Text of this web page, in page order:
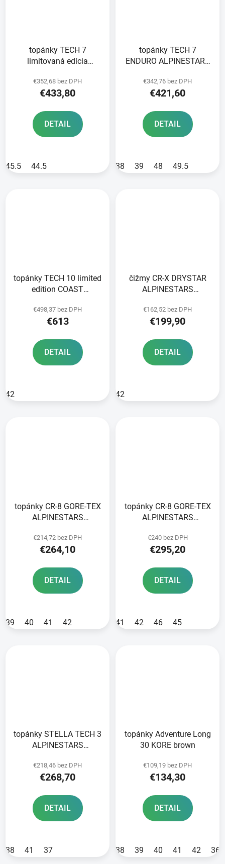
topánky TECH 7
limitovaná edícia
ALPINESTARS blue
2024
€352,68 bez DPH
€433,80
DETAIL
45.5 44.5
topánky TECH 7
ENDURO ALPINESTARS
€342,76 bez DPH
€421,60
DETAIL
38 39 48 49.5
topánky TECH 10 limited
edition COAST
white/dark
blue/pink/yellow
€498,37 bez DPH
€613
DETAIL
42
čižmy CR-X DRYSTAR
ALPINESTARS
€162,52 bez DPH
€199,90
DETAIL
42
topánky CR-8 GORE-TEX
ALPINESTARS
blue 2025
€214,72 bez DPH
€264,10
DETAIL
39 40 41 42
topánky CR-8 GORE-TEX
ALPINESTARS
€240 bez DPH
€295,20
DETAIL
41 42 46 45
topánky STELLA TECH 3
ALPINESTARS
€218,46 bez DPH
€268,70
DETAIL
38 41 37
topánky Adventure Long
30 KORE brown
€109,19 bez DPH
€134,30
DETAIL
38 39 40 41 42 36